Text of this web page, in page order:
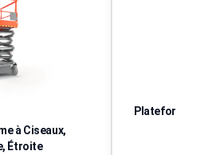
à Ciseaux,
Étroite
Plateforme